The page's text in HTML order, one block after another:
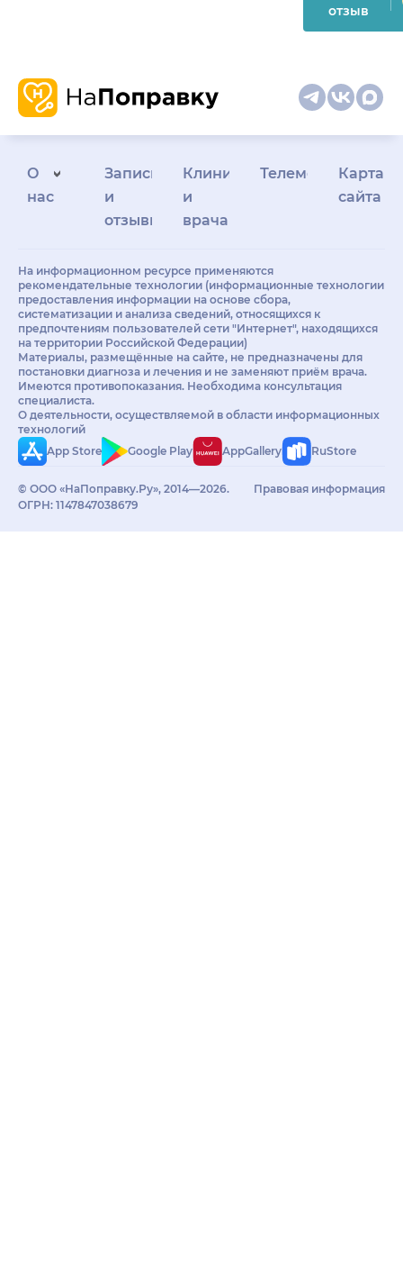
отзыв
О
нас
Запись
и
отзывы
Клиникам
и
врачам
Телемедицина
Карта
сайта
На информационном ресурсе применяются
рекомендательные технологии (информационные технологии
предоставления информации на основе сбора,
систематизации и анализа сведений, относящихся к
предпочтениям пользователей сети "Интернет", находящихся
на территории Российской Федерации)
Материалы, размещённые на сайте, не предназначены для
постановки диагноза и лечения и не заменяют приём врача.
Имеются противопоказания. Необходима консультация
специалиста.
О деятельности, осуществляемой в области информационных
технологий
App Store
Google Play AppGallery RuStore
© ООО «НаПоправку.Ру», 2014—2026.
ОГРН: 1147847038679
Правовая информация